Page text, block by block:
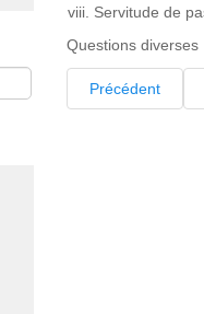
Servitude de
Questions diverses
Précédent